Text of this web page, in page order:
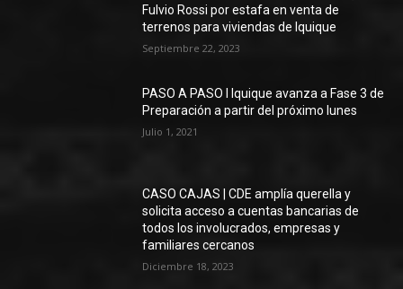
Fulvio Rossi por estafa en venta de
terrenos para viviendas de Iquique
Septiembre 22, 2023
PASO A PASO I Iquique avanza a Fase 3 de
Preparación a partir del próximo lunes
Julio 1, 2021
CASO CAJAS | CDE amplía querella y
solicita acceso a cuentas bancarias de
todos los involucrados, empresas y
familiares cercanos
Diciembre 18, 2023